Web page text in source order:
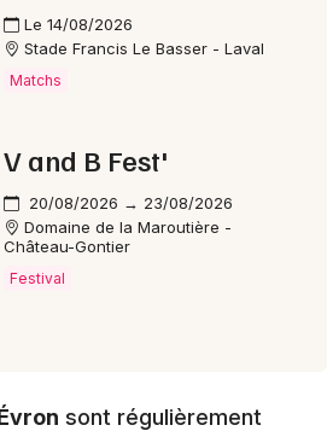
Je m'abonne
Le 14/08/2026
Stade Francis Le Basser - Laval
Matchs
V and B Fest'
20/08/2026 → 23/08/2026
Domaine de la Maroutière -
Château-Gontier
Festival
sont régulièrement